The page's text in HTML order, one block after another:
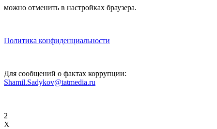
можно отменить в настройках браузера.
Политика конфиденциальности
Для сообщений о фактах коррупции:
Shamil.Sadykov@tatmedia.ru
2
X